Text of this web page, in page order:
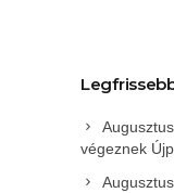
végeznek